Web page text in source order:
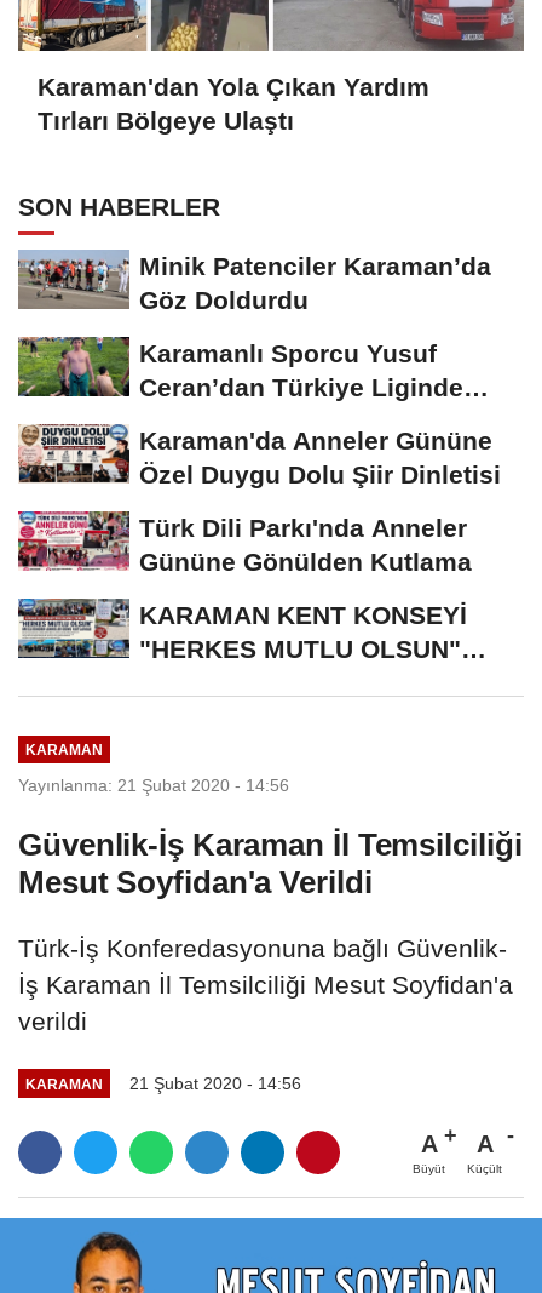
Karaman'dan Yola Çıkan Yardım
Tırları Bölgeye Ulaştı
SON HABERLER
Minik Patenciler Karaman’da
Göz Doldurdu
Karamanlı Sporcu Yusuf
Ceran’dan Türkiye Liginde
Karaman'da Anneler Gününe
Özel Duygu Dolu Şiir Dinletisi
Türk Dili Parkı'nda Anneler
Gününe Gönülden Kutlama
KARAMAN KENT KONSEYİ
"HERKES MUTLU OLSUN"
KARAMAN
Yayınlanma: 21 Şubat 2020 - 14:56
Güvenlik-İş Karaman İl Temsilciliği
Mesut Soyfidan'a Verildi
Türk-İş Konferedasyonuna bağlı Güvenlik-
İş Karaman İl Temsilciliği Mesut Soyfidan'a
verildi
KARAMAN 21 Şubat 2020 - 14:56
A
Büyüt
A
Küçült